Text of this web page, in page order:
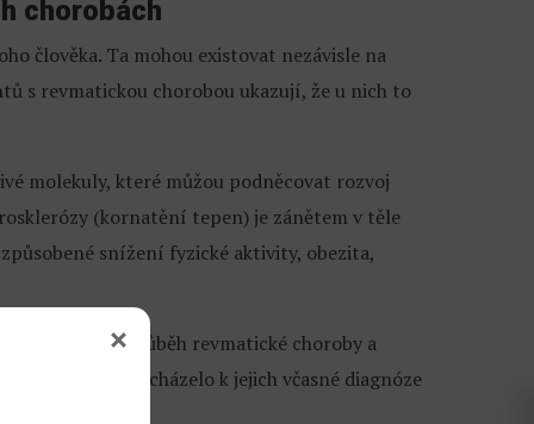
chorobách
člověka. Ta mohou existovat nezávisle na
s revmatickou chorobou ukazují, že u nich to
molekuly, které můžou podněcovat rozvoj
(kornatění tepen) je zánětem v těle
snížení fyzické aktivity, obezita,
vliv na průběh revmatické choroby a
je třeba, aby docházelo k jejich včasné diagnóze